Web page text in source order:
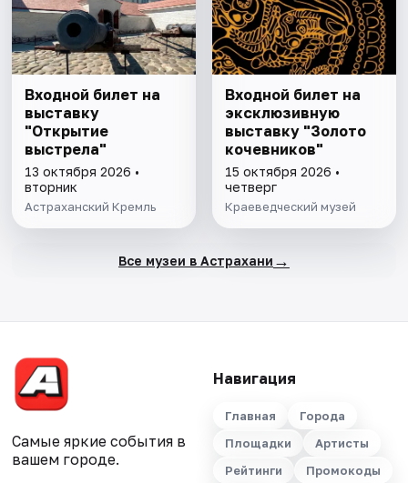
Входной билет на
выставку
"Открытие
выстрела"
13 октября 2026 •
вторник
Астраханский Кремль
Входной билет на
эксклюзивную
выставку "Золото
кочевников"
15 октября 2026 •
четверг
Краеведческий музей
Все музеи в Астрахани →
Самые яркие события в
вашем городе.
Навигация
Главная
Города
Площадки
Артисты
Рейтинги
Промокоды